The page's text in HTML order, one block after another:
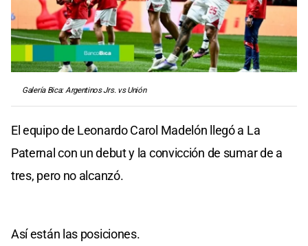
Galería Bica: Argentinos Jrs. vs Unión
El equipo de Leonardo Carol Madelón llegó a La
Paternal con un debut y la convicción de sumar de a
tres, pero no alcanzó.
Así están las posiciones.